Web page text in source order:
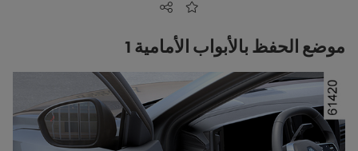
أضف إلى المفضلة
مشاركة
موضع الحفظ بالأبواب الأمامية 1